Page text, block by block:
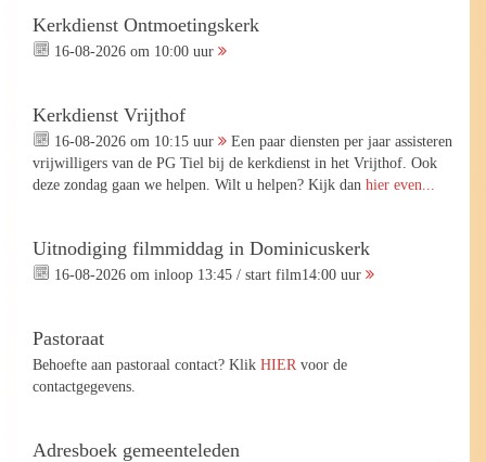
Kerkdienst Ontmoetingskerk
16-08-2026 om 10:00 uur
Kerkdienst Vrijthof
16-08-2026 om 10:15 uur
Een paar diensten per jaar assisteren
vrijwilligers van de PG Tiel bij de kerkdienst in het Vrijthof. Ook
deze zondag gaan we helpen. Wilt u helpen? Kijk dan hier even...
Uitnodiging filmmiddag in Dominicuskerk
16-08-2026 om inloop 13:45 / start film14:00 uur
Pastoraat
Behoefte aan pastoraal contact? Klik HIER voor de
contactgegevens.
Adresboek gemeenteleden